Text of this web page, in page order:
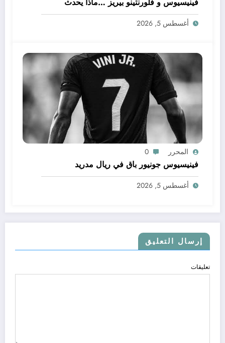
فينيسيوس و فلورنتينو بيريز …ماذا يحدث
أغسطس 5, 2026
المحرر 0
فينيسيوس جونيور باق في ريال مدريد
أغسطس 5, 2026
إرسال التعليق
تعليقات